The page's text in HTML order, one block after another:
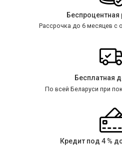
Беспроцентная
Рассрочка до 6 месяцев с
Бесплатная
По всей Беларуси при
Кредит под 4 %